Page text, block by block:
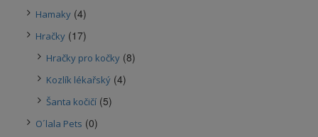
Hamaky (4)
Hračky (17)
Hračky pro kočky (8)
Kozlík lékařský (4)
Šanta kočičí (5)
O´lala Pets (0)